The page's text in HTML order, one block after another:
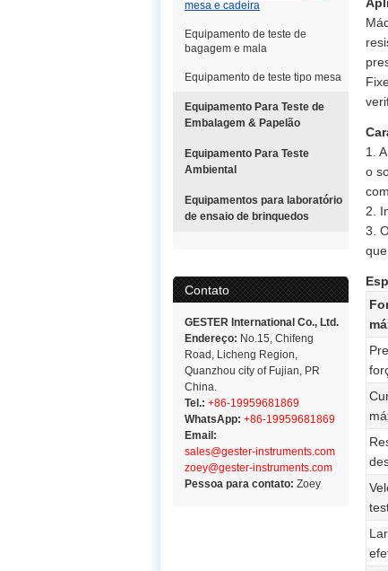
mesa e cadeira
Equipamento de teste de
bagagem e mala
Equipamento de teste tipo mesa
Equipamento Para Teste de
Embalagem & Papelão
Equipamento Para Teste
Ambiental
Equipamentos para laboratório
de ensaio de brinquedos
Contato
GESTER International Co., Ltd.
Endereço: No.15, Chifeng
Road, Licheng Region,
Quanzhou city of Fujian, PR
China.
Tel.: +86-19959681869
WhatsApp: +86-19959681869
Email:
sales@gester-instruments.com
zoey@gester-instruments.com
Pessoa para contato: Zoey
1.
o
2.
3.